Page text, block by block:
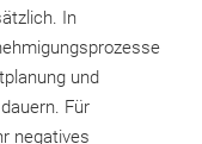
In
und
Für
negatives